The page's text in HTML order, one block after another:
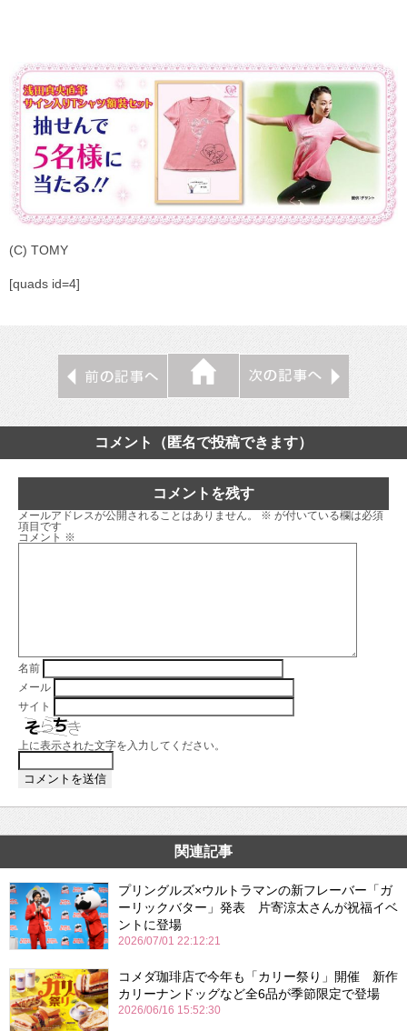
(C) TOMY
[quads id=4]
コメント（匿名で投稿できます）
コメントを残す
メールアドレスが公開されることはありません。 ※ が付いている欄は必須
項目です
コメント ※
名前
メール
サイト
上に表示された文字を入力してください。
関連記事
プリングルズ×ウルトラマンの新フレーバー「ガ
ーリックバター」発表 片寄涼太さんが祝福イベ
ントに登場
2026/07/01 22:12:21
コメダ珈琲店で今年も「カリー祭り」開催 新作
カリーナンドッグなど全6品が季節限定で登場
2026/06/16 15:52:30